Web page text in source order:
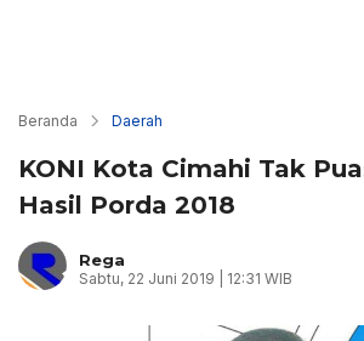
Beranda Daerah
KONI Kota Cimahi Tak
Hasil Porda 2018
Rega
Sabtu, 22 Juni 2019 | 12:31 WIB